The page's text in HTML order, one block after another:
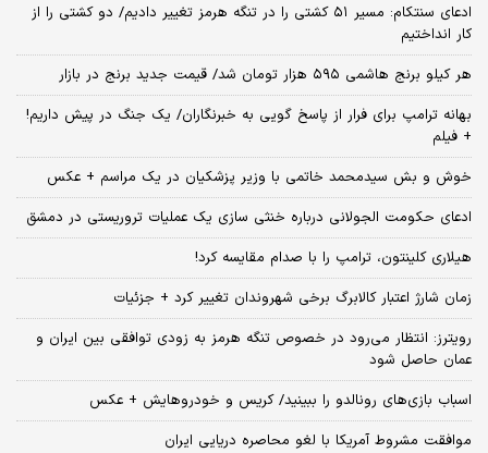
ادعای سنتکام: مسیر ۵۱ کشتی را در تنگه هرمز تغییر دادیم/ دو کشتی را از
کار انداختیم
هر کیلو برنج هاشمی ۵۹۵ هزار تومان شد/ قیمت جدید برنج در بازار
بهانه ترامپ برای فرار از پاسخ گویی به خبرنگاران/ یک جنگ در پیش داریم!
+ فیلم
خوش و بش سیدمحمد خاتمی با وزیر پزشکیان در یک مراسم + عکس
ادعای حکومت الجولانی درباره خنثی سازی یک عملیات تروریستی در دمشق
هیلاری کلینتون، ترامپ را با صدام مقایسه کرد!
زمان شارژ اعتبار کالابرگ برخی شهروندان تغییر کرد + جزئیات
رویترز: انتظار می‌رود در خصوص تنگه هرمز به زودی توافقی بین ایران و
عمان حاصل شود
اسباب‌ بازی‌های رونالدو را ببینید/ کریس و خودروهایش + عکس
موافقت مشروط آمریکا با لغو محاصره دریایی ایران